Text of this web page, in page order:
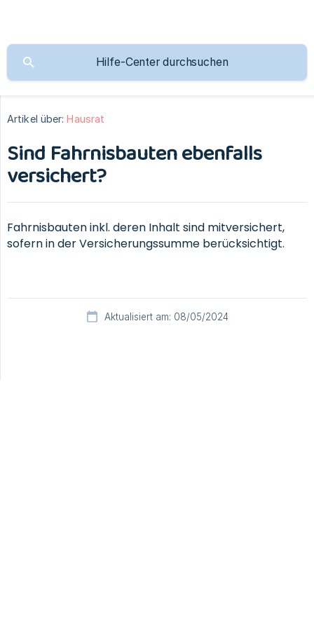
Artikel über: Hausrat
Sind Fahrnisbauten ebenfalls
versichert?
Fahrnisbauten inkl. deren Inhalt sind mitversichert,
sofern in der Versicherungssumme berücksichtigt.
Aktualisiert am: 08/05/2024